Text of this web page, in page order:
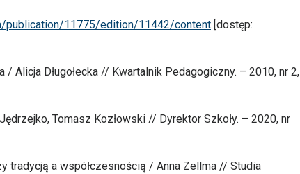
publication/11775/edition/11442/content [dostęp:
Alicja Długołecka // Kwartalnik Pedagogiczny. – 2010, nr 2,
Tomasz Kozłowski // Dyrektor Szkoły. – 2020, nr
tradycją a współczesnością / Anna Zellma // Studia